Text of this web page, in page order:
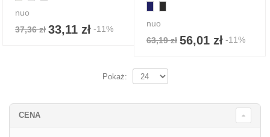
nuo
37,36 zł 33,11 zł -11%
nuo
63,19 zł 56,01 zł -11%
Pokaż:
CENA